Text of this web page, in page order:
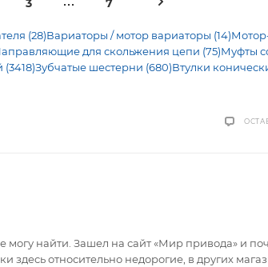
3 7
(28)Вариаторы / мотор вариаторы (14)
для скольжения цепи (75)Муфты
Зубчатые шестерни (680)Втулки
найти. Зашел на сайт «Мир привода» и
относительно недорогие, в других